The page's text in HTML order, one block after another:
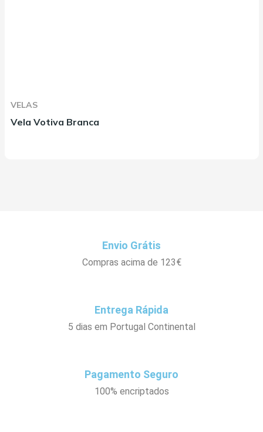
VELAS
Vela Votiva Branca
Envio Grátis
Compras acima de 123€
Entrega Rápida
5 dias em Portugal Continental
Pagamento Seguro
100% encriptados